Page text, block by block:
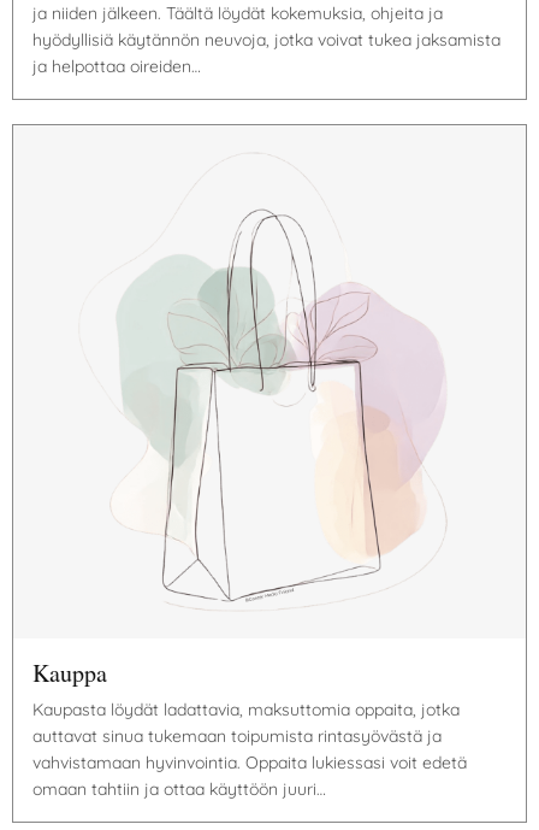
ja niiden jälkeen. Täältä löydät kokemuksia, ohjeita ja
hyödyllisiä käytännön neuvoja, jotka voivat tukea jaksamista
ja helpottaa oireiden…
Kauppa
Kaupasta löydät ladattavia, maksuttomia oppaita, jotka
auttavat sinua tukemaan toipumista rintasyövästä ja
vahvistamaan hyvinvointia. Oppaita lukiessasi voit edetä
omaan tahtiin ja ottaa käyttöön juuri…